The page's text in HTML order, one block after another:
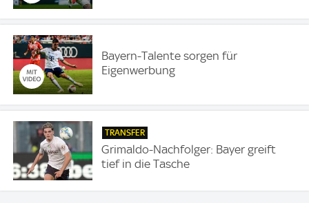
Bayern-Talente sorgen für
Eigenwerbung
TRANSFER
Grimaldo-Nachfolger: Bayer greift
tief in die Tasche